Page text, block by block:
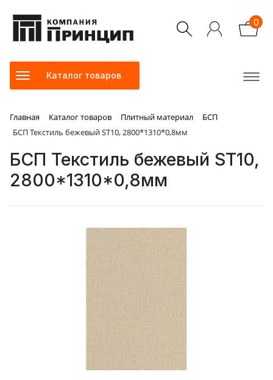
0
Каталог товаров
Главная Каталог товаров Плитный материал
БСП
БСП Текстиль бежевый ST10, 2800*1310*0,8мм
БСП Текстиль бежевый ST10,
2800*1310*0,8мм